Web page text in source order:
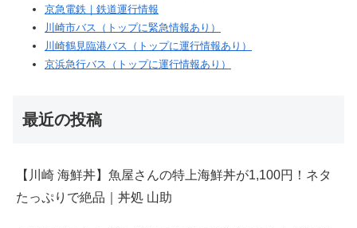
京急電鉄｜鉄道運行情報
川崎市バス（トップに緊急情報あり）
川崎鶴見臨港バス（トップに運行情報あり）
京浜急行バス（トップに運行情報あり）
最近の投稿
【川崎 海鮮丼】魚屋さんの特上海鮮丼が1,100円！ネタ
たっぷりで絶品｜丼処 山助